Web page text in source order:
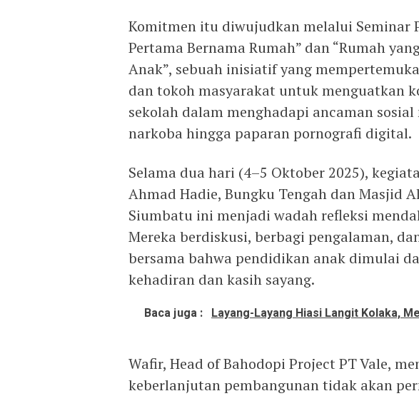
Komitmen itu diwujudkan melalui Seminar
Pertama Bernama Rumah” dan “Rumah
Anak”, sebuah inisiatif yang
dan tokoh masyarakat untuk menguatkan
sekolah dalam menghadapi ancaman
narkoba hingga paparan pornografi digital.
Selama dua hari (4–5 Oktober 2025),
Ahmad Hadie, Bungku Tengah dan Masjid
Siumbatu ini menjadi wadah refleksi
Mereka berdiskusi, berbagi pengalaman,
bersama bahwa pendidikan anak dimulai
kehadiran dan kasih sayang.
Baca juga : Layang-Layang Hiasi Langit Kolaka,
Wafir, Head of Bahodopi Project PT Vale,
keberlanjutan pembangunan tidak akan